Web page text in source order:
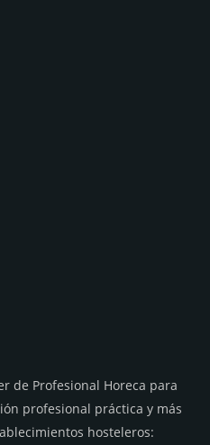
de Profesional Horeca para
profesional práctica y más
hosteleros: